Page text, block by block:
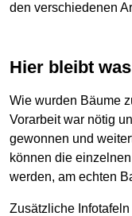
den verschiedenen
Hier bleibt
Wie wurden Bäume
Vorarbeit war nötig
gewonnen und
können die
werden, am echten
Zusätzliche